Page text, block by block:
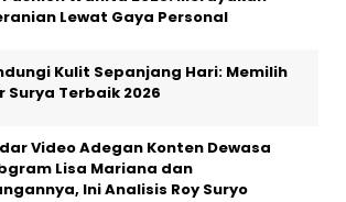
Lewat Gaya Personal
Kulit Sepanjang Hari: Memilih
Surya Terbaik 2026
Video Adegan Konten Dewasa
Lisa Mariana dan
Ini Analisis Roy Suryo